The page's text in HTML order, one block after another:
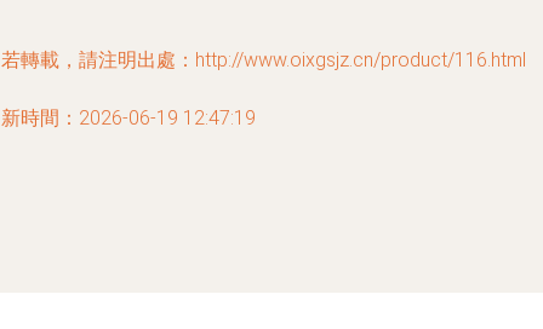
轉載，請注明出處：http://www.oixgsjz.cn/product/116.html
時間：2026-06-19 12:47:19